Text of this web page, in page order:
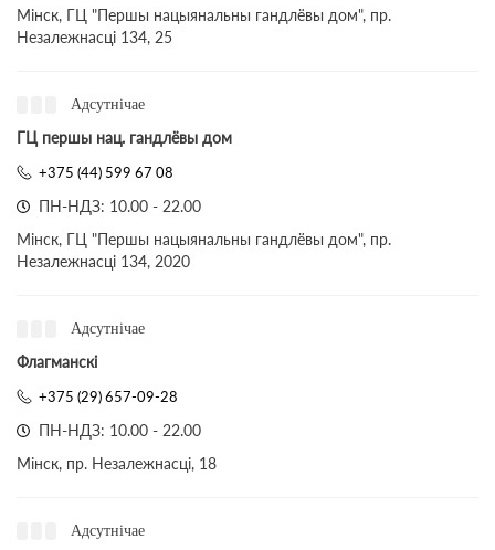
Мінск, ГЦ "Першы нацыянальны гандлёвы дом", пр.
Незалежнасці 134, 25
Адсутнічае
ГЦ першы нац. гандлёвы дом
+375 (44) 599 67 08
ПН-НДЗ: 10.00 - 22.00
Мінск, ГЦ "Першы нацыянальны гандлёвы дом", пр.
Незалежнасці 134, 2020
Адсутнічае
Флагманскі
+375 (29) 657-09-28
ПН-НДЗ: 10.00 - 22.00
Мінск, пр. Незалежнасці, 18
Адсутнічае